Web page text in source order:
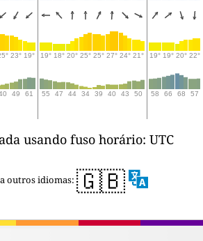
23° 19° 19° 18° 20° 25° 25° 27° 24° 21° 19° 19° 20° 22°
49 61 55 47 44 34 39 40 43 50 58 66 68 57
usando fuso horário: UTC
outros idiomas: 🇬🇧